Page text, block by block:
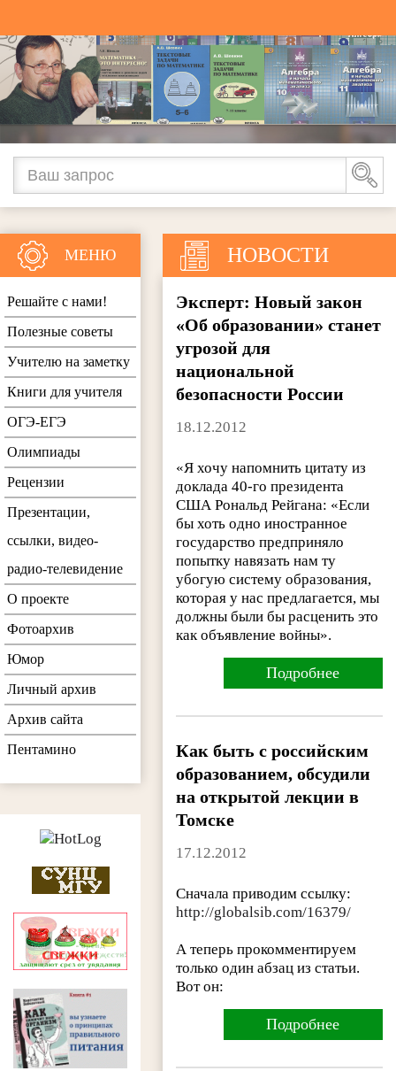
НОВОСТИ
Эксперт: Новый закон
«Об образовании» станет
угрозой для
национальной
безопасности России
18.12.2012
«Я хочу напомнить цитату из
доклада 40-го президента
США Рональд Рейгана: «Если
бы хоть одно иностранное
государство предприняло
попытку навязать нам ту
убогую систему образования,
которая у нас предлагается, мы
должны были бы расценить это
как объявление войны».
Подробнее
Как быть с российским
образованием, обсудили
на открытой лекции в
Томске
17.12.2012
Сначала приводим ссылку:
http://globalsib.com/16379/
А теперь прокомментируем
только один абзац из статьи.
Вот он:
Подробнее
МЕНЮ
Решайте с нами!
Полезные советы
Учителю на заметку
Книги для учителя
ОГЭ-ЕГЭ
Олимпиады
Рецензии
Презентации,
ссылки, видео-
радио-телевидение
О проекте
Фотоархив
Юмор
Личный архив
Архив сайта
Пентамино